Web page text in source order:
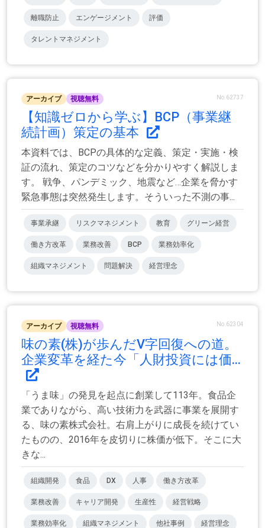
離職防止 エンゲージメント 評価
タレントマネジメント
アーカイブ 視聴無料 No.62737
【知識ゼロから学ぶ】BCP（事業継
続計画）策定の基本
本資料では、BCPの具体的な定義、策定・実施・検
証の流れ、策定のコツなどを分かりやすく解説しま
す。 戦争、パンデミック、地震など…企業を脅かす
緊急事態は突然発生します。そういった不測の事...
事業承継 リスクマネジメント 教育 グリーン経営
働き方改革 業務改善 BCP 業務効率化
組織マネジメント 問題解決 経営理念
アーカイブ 視聴無料 No.62304
味の素(株)が歩んだV字回復への道。
企業変革を経た今「人財投資には価...
「うま味」の発見を起点に創業して113年。食品企
業でありながら、高い技術力を武器に事業を展開す
る、味の素株式会社。右肩上がりに成長を続けてい
たものの、2016年を皮切りに株価が低下。そこに大
きな...
組織開発 食品 DX 人事 働き方改革
業務改善 キャリア開発 生産性 経営戦略
業務効率化 組織マネジメント 他社事例 経営理念